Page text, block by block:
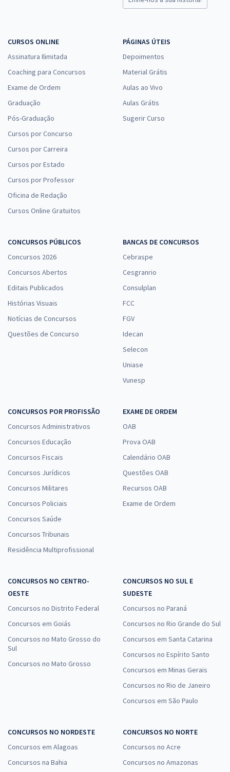
CURSOS ONLINE
Assinatura Ilimitada
Coaching para Concursos
Exame de Ordem
Graduação
Pós-Graduação
Cursos por Concurso
Cursos por Carreira
Cursos por Estado
Cursos por Professor
Oficina de Redação
Cursos Online Gratuitos
PÁGINAS ÚTEIS
Depoimentos
Material Grátis
Aulas ao Vivo
Aulas Grátis
Sugerir Curso
CONCURSOS PÚBLICOS
Concursos 2026
Concursos Abertos
Editais Publicados
Histórias Visuais
Notícias de Concursos
Questões de Concurso
BANCAS DE CONCURSOS
Cebraspe
Cesgranrio
Consulplan
FCC
FGV
Idecan
Selecon
Uniase
Vunesp
CONCURSOS POR PROFISSÃO
Concursos Administrativos
Concursos Educação
Concursos Fiscais
Concursos Jurídicos
Concursos Militares
Concursos Policiais
Concursos Saúde
Concursos Tribunais
Residência Multiprofissional
EXAME DE ORDEM
OAB
Prova OAB
Calendário OAB
Questões OAB
Recursos OAB
Exame de Ordem
CONCURSOS NO CENTRO-
OESTE
Concursos no Distrito Federal
Concursos em Goiás
Concursos no Mato Grosso do
Sul
Concursos no Mato Grosso
CONCURSOS NO SUL E
SUDESTE
Concursos no Paraná
Concursos no Rio Grande do Sul
Concursos em Santa Catarina
Concursos no Espírito Santo
Concursos em Minas Gerais
Concursos no Rio de Janeiro
Concursos em São Paulo
CONCURSOS NO NORDESTE
Concursos em Alagoas
Concursos na Bahia
CONCURSOS NO NORTE
Concursos no Acre
Concursos no Amazonas